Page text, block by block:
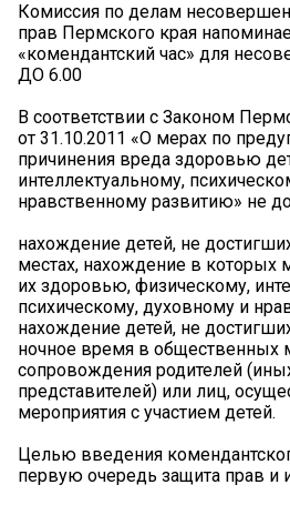
Комиссия по делам
прав Пермского края
«комендантский час» для
ДО 6.00
В соответствии с Законом
от 31.10.2011 «О мерах по
причинения вреда здоровью
интеллектуальному,
нравственному развитию» не
нахождение детей, не
местах, нахождение в которых
их здоровью, физическому,
психическому, духовному и
нахождение детей, не
ночное время в общественных
сопровождения родителей
представителей) или лиц,
мероприятия с участием детей.
Целью введения
первую очередь защита прав и